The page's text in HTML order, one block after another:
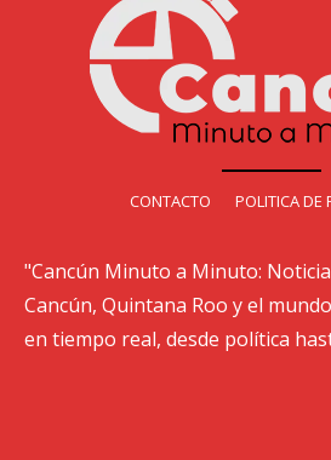
CONTACTO POLITICA DE
"Cancún Minuto a Minuto:
Cancún, Quintana Roo y el
en tiempo real, desde política